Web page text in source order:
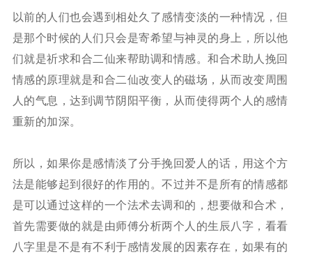
以前的人们也会遇到相处久了感情变淡的一种情况，但
是那个时候的人们只会是寄希望与神灵的身上，所以他
们就是祈求和合二仙来帮助调和情感。和合术助人挽回
情感的原理就是和合二仙改变人的磁场，从而改变周围
人的气息，达到调节阴阳平衡，从而使得两个人的感情
重新的加深。
所以，如果你是感情淡了分手挽回爱人的话，用这个方
法是能够起到很好的作用的。不过并不是所有的情感都
是可以通过这样的一个法术去调和的，想要做和合术，
首先需要做的就是由师傅分析两个人的生辰八字，看看
八字里是不是有不利于感情发展的因素存在，如果有的